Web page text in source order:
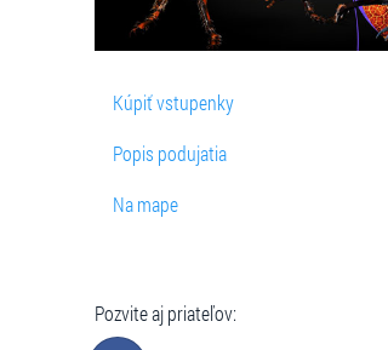
Kúpiť vstupenky
Popis podujatia
Na mape
Pozvite aj priateľov: